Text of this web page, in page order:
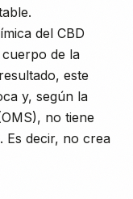
del CBD
de la
este
y, según la
no tiene
Es decir, no crea